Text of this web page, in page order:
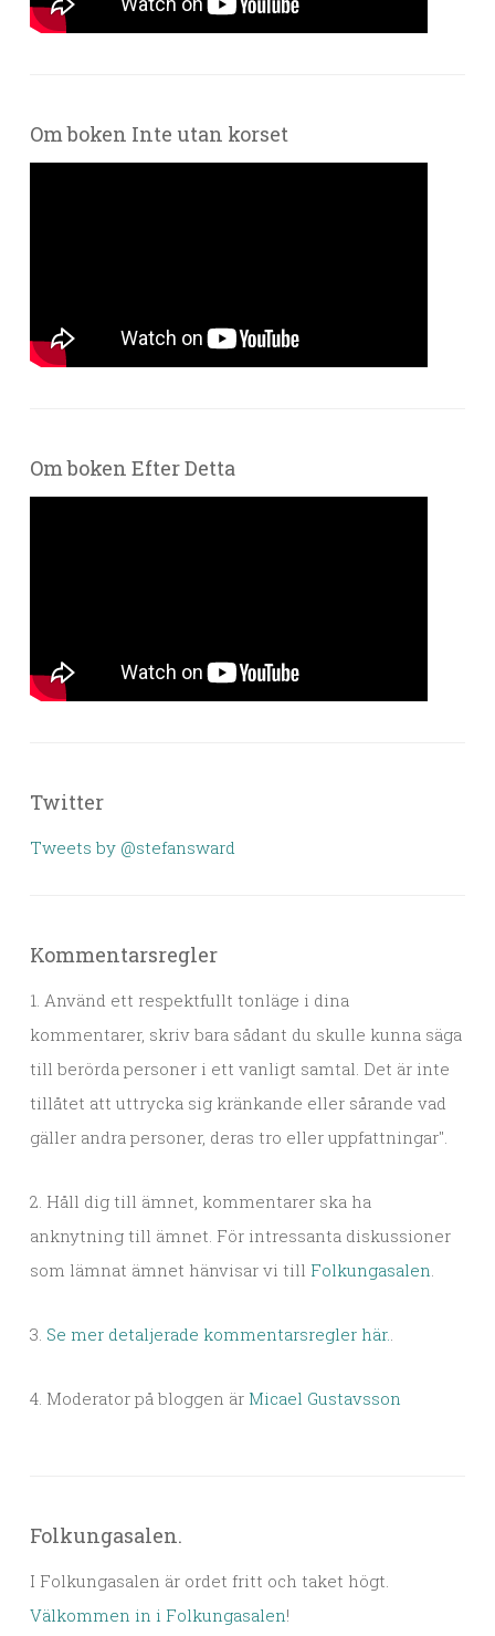
Om boken Inte utan korset
Om boken Efter Detta
Twitter
Tweets by @stefansward
Kommentarsregler
1. Använd ett respektfullt tonläge i dina
kommentarer, skriv bara sådant du skulle kunna säga
till berörda personer i ett vanligt samtal. Det är inte
tillåtet att uttrycka sig kränkande eller sårande vad
gäller andra personer, deras tro eller uppfattningar".
2. Håll dig till ämnet, kommentarer ska ha
anknytning till ämnet. För intressanta diskussioner
som lämnat ämnet hänvisar vi till Folkungasalen.
3. Se mer detaljerade kommentarsregler här..
4. Moderator på bloggen är Micael Gustavsson
Folkungasalen.
I Folkungasalen är ordet fritt och taket högt.
Välkommen in i Folkungasalen!